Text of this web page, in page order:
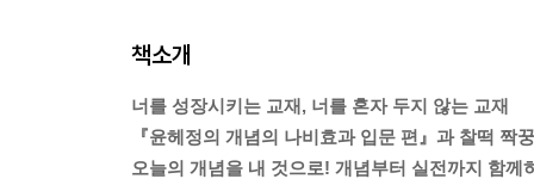
책소개
너를 성장시키는 교재, 너를 혼자 두지 않는 교재
『윤헤정의 개념의 나비효과 입문 편』과 찰떡 짝
오늘의 개념을 내 것으로! 개념부터 실전까지 함께